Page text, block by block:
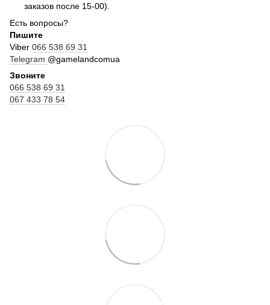
заказов после 15-00).
Есть вопросы?
Пишите
Viber 066 538 69 31
Telegram @gamelandcomua
Звоните
066 538 69 31
067 433 78 54